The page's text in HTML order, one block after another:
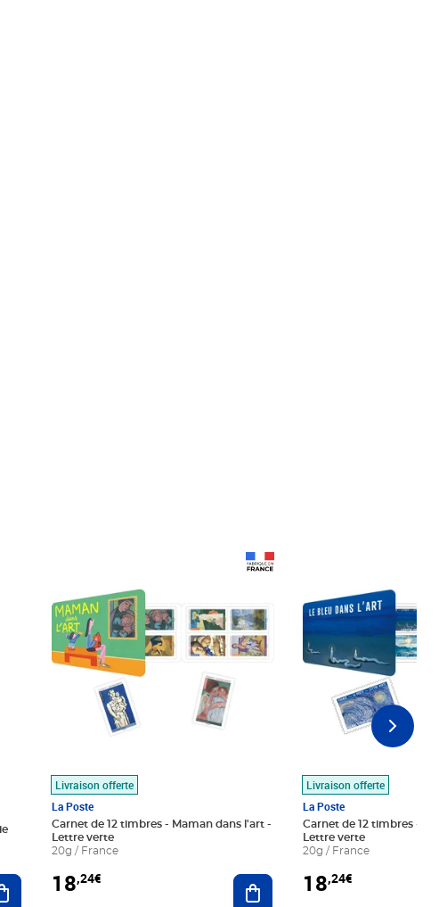
Ajouter au panier
Livraison offerte
La Poste
Carnet de 12 timbres - Maman dans l'art -
Lettre verte
20g / France
18,24€ Ajouter au panier
Livraison offerte
La Poste
Carnet de 12 timbres - Le
Lettre verte
20g / France
18,24€